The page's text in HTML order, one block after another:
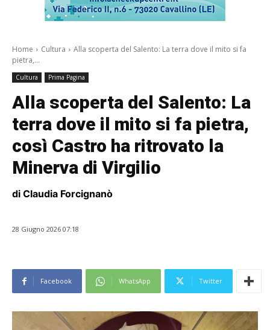
Home Cultura
Alla scoperta del Salento: La terra dove il mito si fa
pietra,...
Cultura Prima Pagina
Alla scoperta del Salento: La
terra dove il mito si fa pietra,
così Castro ha ritrovato la
Minerva di Virgilio
di Claudia Forcignanò
28 Giugno 2026 07:18
Facebook WhatsApp Twitter